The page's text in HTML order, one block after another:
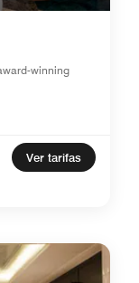
winning
Ver tarifas